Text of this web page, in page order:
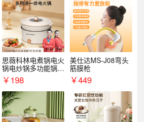
思薇科林电煮锅电火
锅电炒锅多功能锅电
热锅泡面小电锅
￥198
美仕达MS-J08弯头
筋膜枪
￥449